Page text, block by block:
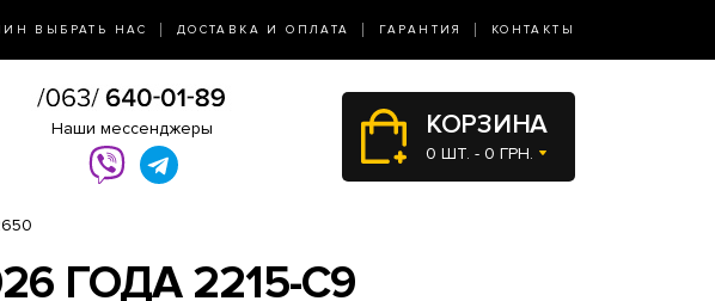
ВЫБРАТЬ НАС ДОСТАВКА И ОПЛАТА ГАРАНТИЯ КОНТАКТЫ
Наши мессенджеры КОРЗИНА
0 ШТ. - 0 ГРН.
ГОДА 2215-C9